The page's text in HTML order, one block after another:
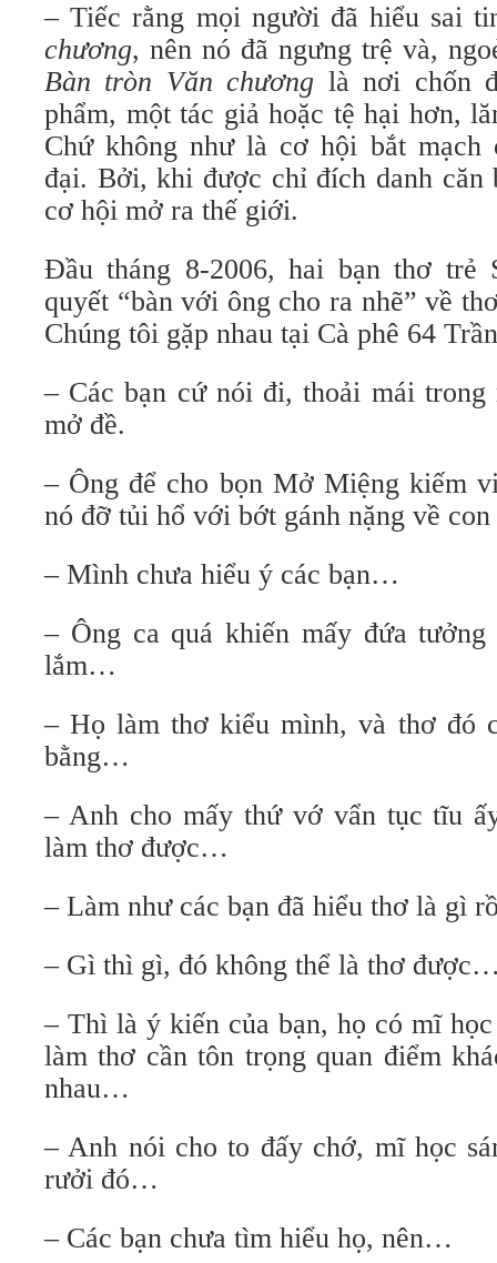
– Tiếc rằng mọi người đã hiểu sai
chương, nên nó đã ngưng trệ và,
Bàn tròn Văn chương là nơi chốn
phẩm, một tác giả hoặc tệ hại hơn,
Chứ không như là cơ hội bắt mạch
đại. Bởi, khi được chỉ đích danh căn
cơ hội mở ra thế giới.
Đầu tháng 8-2006, hai bạn thơ trẻ
quyết “bàn với ông cho ra nhẽ” về
Chúng tôi gặp nhau tại Cà phê 64
– Các bạn cứ nói đi, thoải mái
mở đề.
– Ông để cho bọn Mở Miệng kiếm
nó đỡ tủi hổ với bớt gánh nặng về
– Mình chưa hiểu ý các bạn…
– Ông ca quá khiến mấy đứa
lắm…
– Họ làm thơ kiểu mình, và thơ đó
bằng…
– Anh cho mấy thứ vớ vẩn tục tĩu
làm thơ được…
– Làm như các bạn đã hiểu thơ là gì
– Gì thì gì, đó không thể là thơ
– Thì là ý kiến của bạn, họ có mĩ
làm thơ cần tôn trọng quan điểm
nhau…
– Anh nói cho to đấy chớ, mĩ học
rưởi đó…
– Các bạn chưa tìm hiểu họ, nên…